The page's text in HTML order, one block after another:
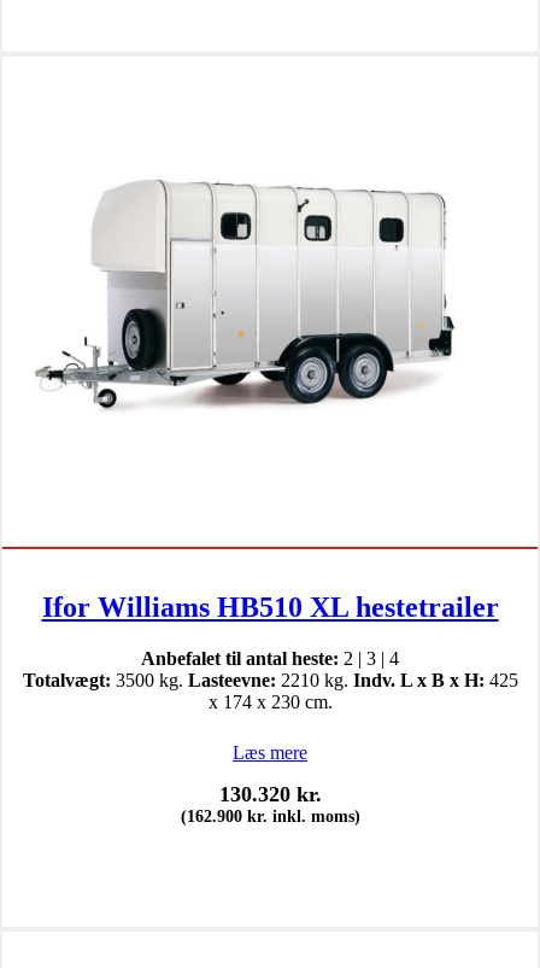
Ifor Williams HB510 XL hestetrailer
Anbefalet til antal heste: 2 | 3 | 4
Totalvægt: 3500 kg. Lasteevne: 2210 kg. Indv. L x B x H: 425
x 174 x 230 cm.
Læs mere
130.320 kr.
(162.900 kr. inkl. moms)